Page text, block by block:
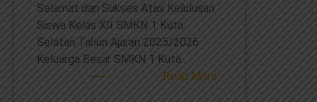
Selamat dan Sukses Atas Kelulusan
Siswa Kelas XII SMKN 1 Kuta
Selatan Tahun Ajaran 2025/2026
Keluarga Besar SMKN 1 Kuta…
Read More